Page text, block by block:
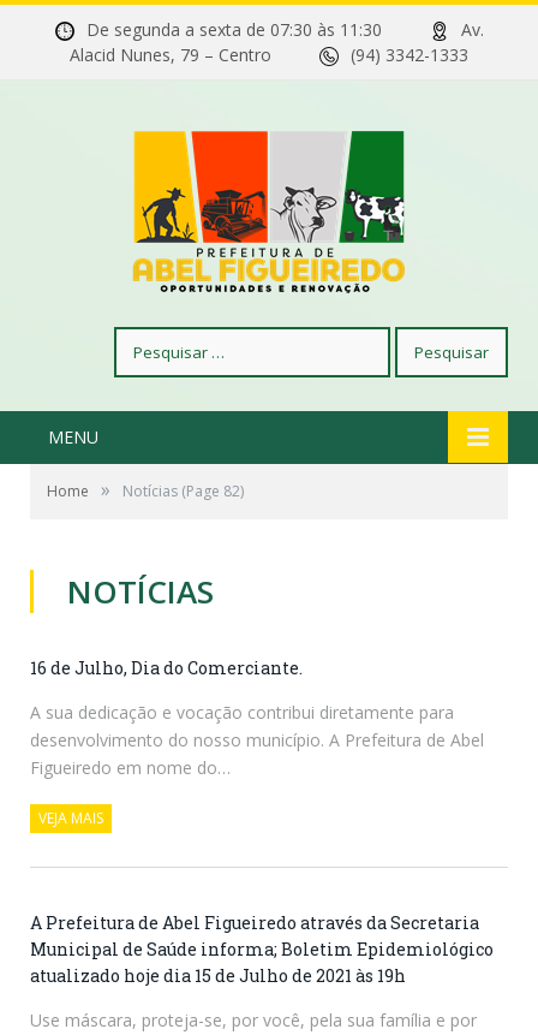
De segunda a sexta de 07:30 às 11:30
Av.
Alacid Nunes, 79 – Centro
(94) 3342-1333
por:
MENU
Home » Notícias (Page 82)
NOTÍCIAS
16 de Julho, Dia do Comerciante.
A sua dedicação e vocação contribui diretamente para
desenvolvimento do nosso município. A Prefeitura de Abel
Figueiredo em nome do…
VEJA MAIS
A Prefeitura de Abel Figueiredo através da Secretaria
Municipal de Saúde informa; Boletim Epidemiológico
atualizado hoje dia 15 de Julho de 2021 às 19h
Use máscara, proteja-se, por você, pela sua família e por